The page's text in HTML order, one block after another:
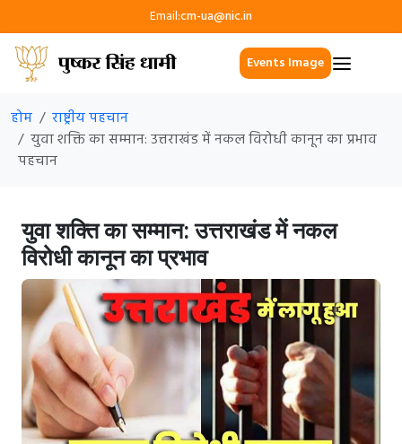
Email:cm-ua@nic.in
Events Image
होम
राष्ट्रीय पहचान
युवा शक्ति का सम्मान: उत्तराखंड में नकल विरोधी कानून का प्रभाव
पहचान
युवा शक्ति का सम्मान: उत्तराखंड में नकल
विरोधी कानून का प्रभाव